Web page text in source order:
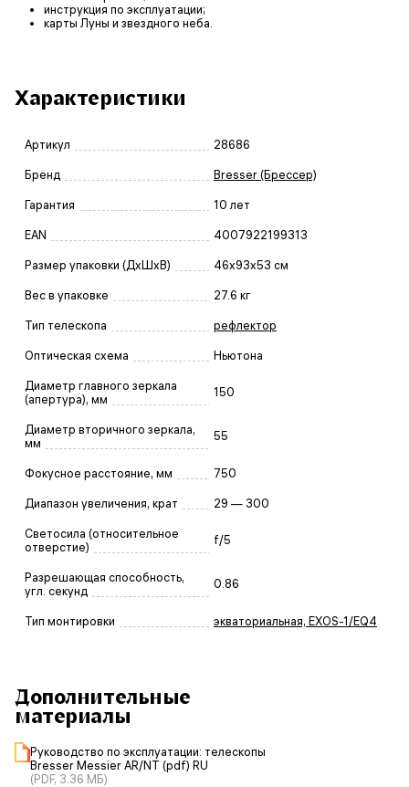
инструкция по эксплуатации;
карты Луны и звездного неба.
Характеристики
Артикул 28686
Бренд Bresser (Брессер)
Гарантия 10 лет
EAN 4007922199313
Размер упаковки (ДxШxВ) 46x93x53 см
Вес в упаковке 27.6 кг
Тип телескопа рефлектор
Оптическая схема Ньютона
Диаметр главного зеркала
(апертура), мм
150
Диаметр вторичного зеркала,
мм
55
Фокусное расстояние, мм 750
Диапазон увеличения, крат 29 — 300
Светосила (относительное
отверстие)
f/5
Разрешающая способность,
угл. секунд
0.86
Тип монтировки экваториальная, EXOS-1/EQ4
Дополнительные
материалы
Руководство по эксплуатации: телескопы
Bresser Messier AR/NT (pdf) RU
(PDF, 3.36 МБ)